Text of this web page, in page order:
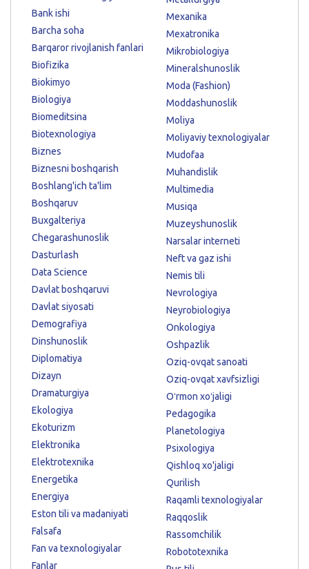
Bank ishi
Barcha soha
Barqaror rivojlanish fanlari
Biofizika
Biokimyo
Biologiya
Biomeditsina
Biotexnologiya
Biznes
Biznesni boshqarish
Boshlang'ich ta'lim
Boshqaruv
Buxgalteriya
Chegarashunoslik
Dasturlash
Data Science
Davlat boshqaruvi
Davlat siyosati
Demografiya
Dinshunoslik
Diplomatiya
Dizayn
Dramaturgiya
Ekologiya
Ekoturizm
Elektronika
Elektrotexnika
Energetika
Energiya
Eston tili va madaniyati
Falsafa
Fan va texnologiyalar
Fanlar
Mexanika
Mexatronika
Mikrobiologiya
Mineralshunoslik
Moda (Fashion)
Moddashunoslik
Moliya
Moliyaviy texnologiyalar
Mudofaa
Muhandislik
Multimedia
Musiqa
Muzeyshunoslik
Narsalar interneti
Neft va gaz ishi
Nemis tili
Nevrologiya
Neyrobiologiya
Onkologiya
Oshpazlik
Oziq-ovqat sanoati
Oziq-ovqat xavfsizligi
Oʻrmon xoʻjaligi
Pedagogika
Planetologiya
Psixologiya
Qishloq xo'jaligi
Qurilish
Raqamli texnologiyalar
Raqqoslik
Rassomchilik
Robototexnika